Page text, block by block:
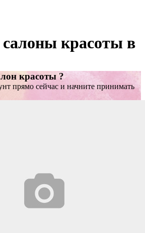
красоты в
красоты ?
прямо сейчас и начните принимать